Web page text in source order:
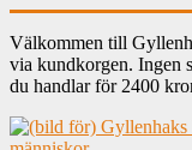
Välkommen till
via kundkorgen. Ingen
du handlar för 2400